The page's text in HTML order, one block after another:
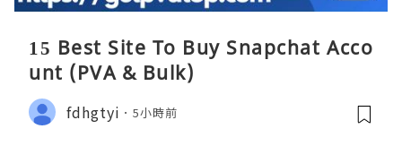
15 Best Site To Buy Snapchat Acco
unt (PVA & Bulk)
fdhgtyi 5小時前